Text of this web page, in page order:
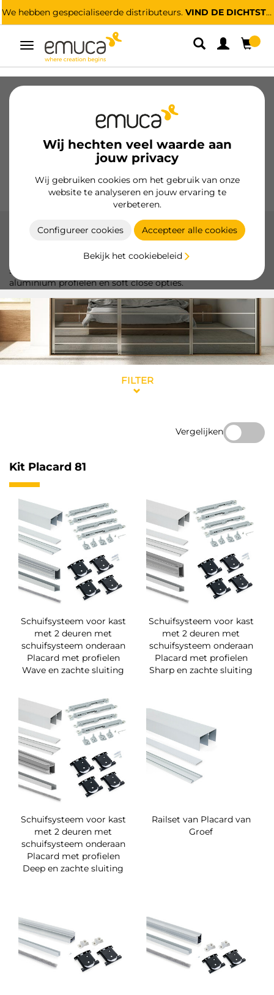
We hebben gespecialiseerde distributeurs. VIND DE DICHTSTBIJZIJNDE
Umschaltbare
Navigation
Wij hechten veel waarde aan
jouw privacy
Wij gebruiken cookies om het gebruik van onze
website te analyseren en jouw ervaring te
verbeteren.
Configureer cookies Accepteer alle cookies
Bekijk het cookiebeleid
Geleiders voor laden
Glijders Keuken
Handgrepen
Presentatiemeubels
Placard 81
Het Emuca Placard 81 systeem biedt soepel en stil
schuiven, ideaal voor schuifdeuren tot 70 kg, met
aluminium profielen en soft close opties.
FILTER
Vergelijken
Kit Placard 81
Schuifsysteem voor kast
met 2 deuren met
schuifsysteem onderaan
Placard met profielen
Wave en zachte sluiting
Schuifsysteem voor kast
met 2 deuren met
schuifsysteem onderaan
Placard met profielen
Sharp en zachte sluiting
Schuifsysteem voor kast
met 2 deuren met
schuifsysteem onderaan
Placard met profielen
Deep en zachte sluiting
Railset van Placard van
Groef